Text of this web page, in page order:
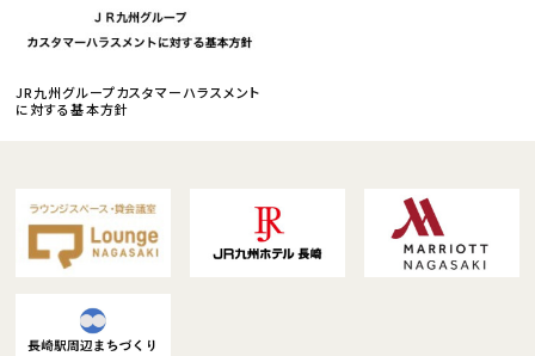
JR九州グループカスタマーハラスメント
に対する基本方針